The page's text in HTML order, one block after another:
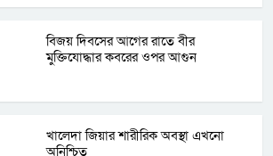
বিজয় দিবসের আগের রাতে বীর
মুক্তিযোদ্ধার কবরের ওপর আগুন
খালেদা জিয়ার শারীরিক অবস্থা এখনো
অনিশ্চিত